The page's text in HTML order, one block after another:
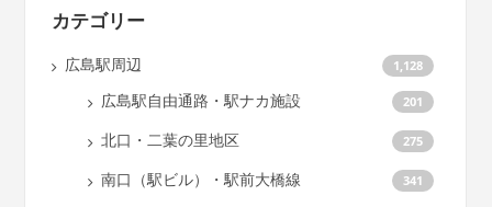
カテゴリー
広島駅周辺 1,128
広島駅自由通路・駅ナカ施設 201
北口・二葉の里地区 275
南口（駅ビル）・駅前大橋線 341